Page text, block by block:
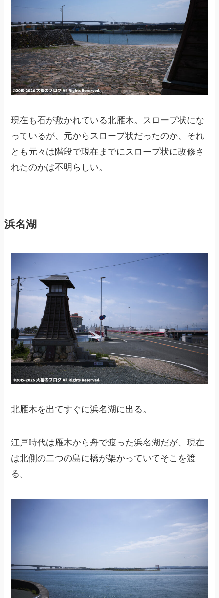
現在も石が敷かれている北雁木。スロープ状にな
っているが、元からスロープ状だったのか、それ
とも元々は階段で現在までにスロープ状に改修さ
れたのかは不明らしい。
浜名湖
北雁木を出てすぐに浜名湖に出る。
江戸時代は雁木から舟で渡った浜名湖だが、現在
は北側の二つの島に橋が架かっていてそこを渡
る。